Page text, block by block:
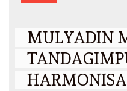
MULYADIN